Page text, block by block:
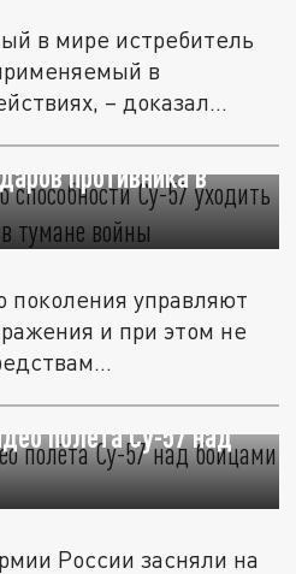
в мире истребитель
в
– доказал...
о способности
противника в
поколения управляют
и при этом не
полёта Су-57 над
России засняли на